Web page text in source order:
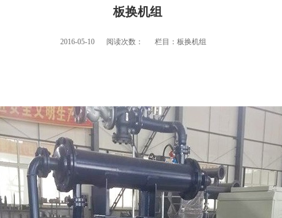
板换机组
2016-05-10 阅读次数： 栏目：板换机组